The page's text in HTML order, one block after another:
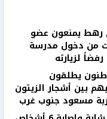
رهط يمنعون عضو
من دخول مدرسة
لزيارته
يطلقون
بين أشجار الزيتون
مسعود جنوب غرب